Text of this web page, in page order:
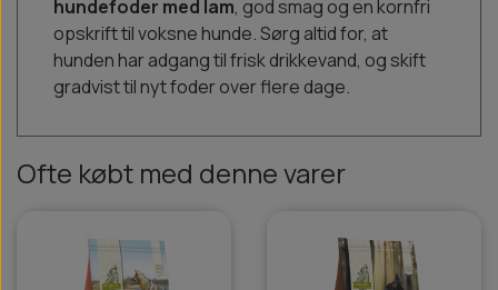
hundefoder med lam, god smag og en kornfri
opskrift til voksne hunde. Sørg altid for, at
hunden har adgang til frisk drikkevand, og skift
gradvist til nyt foder over flere dage.
Ofte købt med denne varer